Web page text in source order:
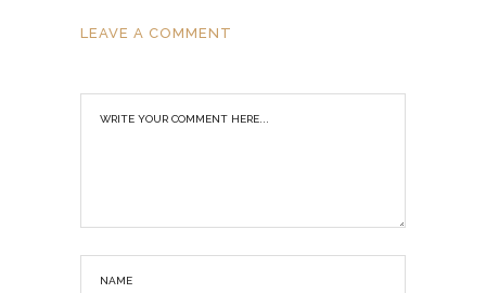
LEAVE A COMMENT